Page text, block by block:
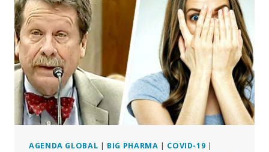
CAUSÉS
PAR
SUBSTANCES
TOXIQUES
LORS
DU
PORT
DE
MASQUES
AGENDA GLOBAL | BIG PHARMA | COVID-19 |